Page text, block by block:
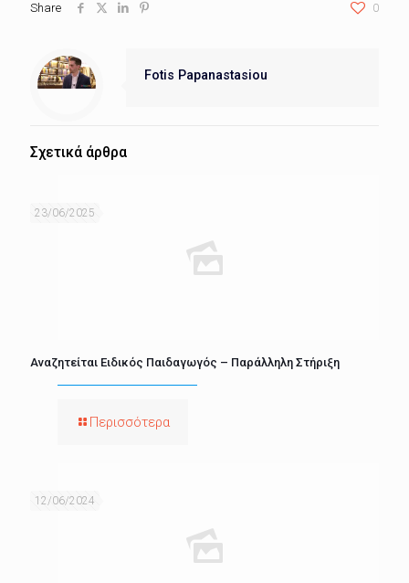
Share 0
Fotis Papanastasiou
Σχετικά άρθρα
23/06/2025
Αναζητείται Ειδικός Παιδαγωγός – Παράλληλη Στήριξη
Περισσότερα
12/06/2024